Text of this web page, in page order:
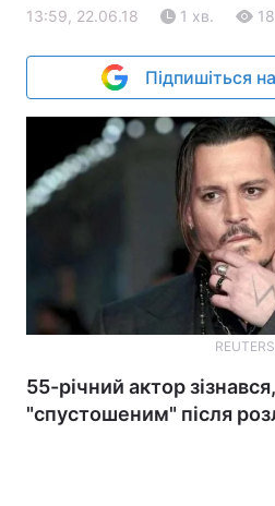
13:59, 22.06.18 1 хв.
Підпишіться
REUTERS
55-річний актор
"спустошеним" після